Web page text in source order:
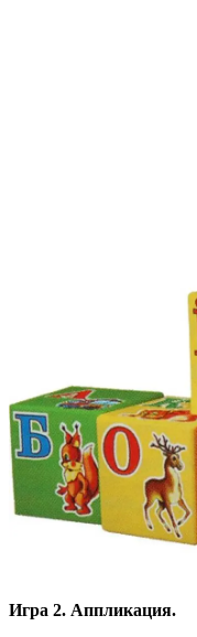
Игра 2. Аппликация.